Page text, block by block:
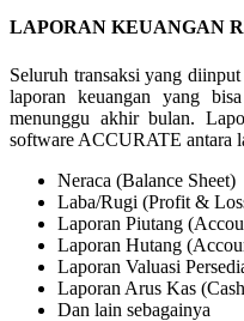
LAPORAN KEUANGAN
Seluruh transaksi yang
laporan keuangan yang
menunggu akhir bulan.
software ACCURATE antara
Neraca (Balance Sheet)
Laba/Rugi (Profit &
Laporan Piutang
Laporan Hutang
Laporan Valuasi
Laporan Arus Kas
Dan lain sebagainya